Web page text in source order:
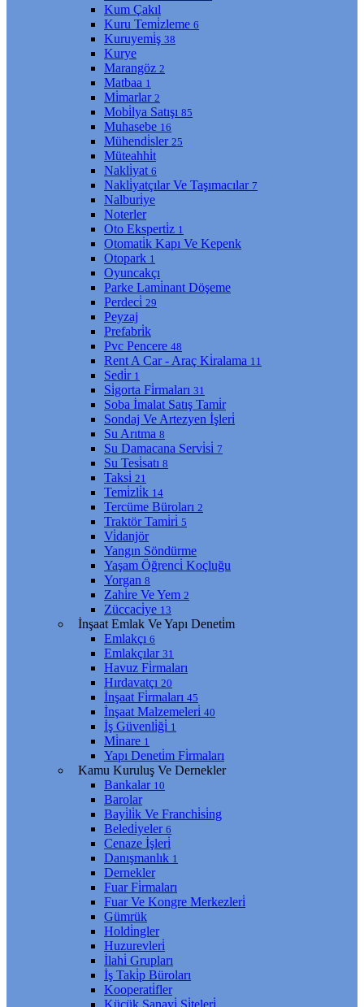
Kum Çakıl
Kuru Temi̇zleme 6
Kuruyemi̇ş 38
Kurye
Marangöz 2
Matbaa 1
Mi̇marlar 2
Mobi̇lya Satışı 85
Muhasebe 16
Mühendi̇sler 25
Müteahhi̇t
Nakli̇yat 6
Nakli̇yatçılar Ve Taşımacılar 7
Nalburi̇ye
Noterler
Oto Eksperti̇z 1
Otomati̇k Kapı Ve Kepenk
Otopark 1
Oyuncakçı
Parke Lami̇nant Döşeme
Perdeci̇ 29
Peyzaj
Prefabri̇k
Pvc Pencere 48
Rent A Car - Araç Ki̇ralama 11
Sedi̇r 1
Si̇gorta Fi̇rmaları 31
Soba İmalat Satış Tami̇r
Sondaj Ve Artezyen İşleri̇
Su Arıtma 8
Su Damacana Servi̇si̇ 7
Su Tesi̇satı 8
Taksi̇ 21
Temi̇zli̇k 14
Tercüme Büroları 2
Traktör Tami̇ri̇ 5
Vi̇danjör
Yangın Söndürme
Yaşam Öğrenci̇ Koçluğu
Yorgan 8
Zahi̇re Ve Yem 2
Züccaci̇ye 13
İnşaat Emlak Ve Yapı Deneti̇m
Emlakçı 6
Emlakçılar 31
Havuz Fi̇rmaları
Hırdavatçı 20
İnşaat Fi̇rmaları 45
İnşaat Malzemeleri̇ 40
İş Güvenli̇ği̇ 1
Mi̇nare 1
Yapı Deneti̇m Fi̇rmaları
Kamu Kuruluş Ve Dernekler
Bankalar 10
Barolar
Bayi̇li̇k Ve Franchi̇si̇ng
Beledi̇yeler 6
Cenaze İşleri̇
Danışmanlık 1
Dernekler
Fuar Fi̇rmaları
Fuar Ve Kongre Merkezleri̇
Gümrük
Holdi̇ngler
Huzurevleri̇
İlahi̇ Grupları
İş Taki̇p Büroları
Kooperati̇fler
Küçük Sanayi̇ Si̇teleri̇